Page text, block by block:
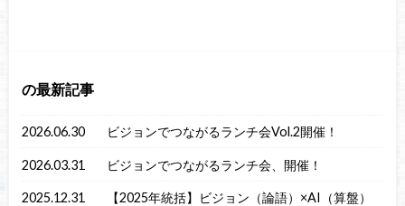
の最新記事
2026.06.30 ビジョンでつながるランチ会Vol.2開催！
2026.03.31 ビジョンでつながるランチ会、開催！
2025.12.31
【2025年統括】ビジョン（論語）×AI（算盤）